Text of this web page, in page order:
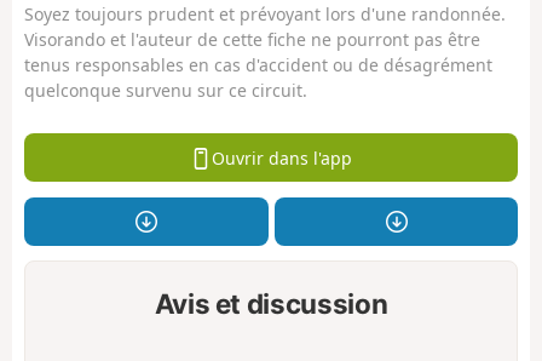
Soyez toujours prudent et prévoyant lors d'une randonnée.
Visorando et l'auteur de cette fiche ne pourront pas être
tenus responsables en cas d'accident ou de désagrément
quelconque survenu sur ce circuit.
Ouvrir dans l'app
Avis et discussion